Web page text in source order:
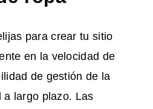
para crear tu sitio
en la velocidad de
de gestión de la
a largo plazo. Las